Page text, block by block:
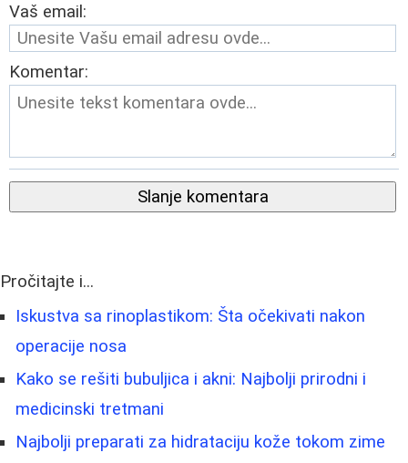
Vaš email:
Komentar:
Slanje komentara
Pročitajte i...
Iskustva sa rinoplastikom: Šta očekivati nakon
operacije nosa
Kako se rešiti bubuljica i akni: Najbolji prirodni i
medicinski tretmani
Najbolji preparati za hidrataciju kože tokom zime